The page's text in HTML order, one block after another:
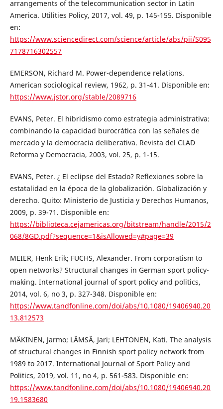
arrangements of the telecommunication sector in Latin
America. Utilities Policy, 2017, vol. 49, p. 145-155. Disponible
en:
https://www.sciencedirect.com/science/article/abs/pii/S095
7178716302557
EMERSON, Richard M. Power-dependence relations.
American sociological review, 1962, p. 31-41. Disponible en:
https://www.jstor.org/stable/2089716
EVANS, Peter. El hibridismo como estrategia administrativa:
combinando la capacidad burocrática con las señales de
mercado y la democracia deliberativa. Revista del CLAD
Reforma y Democracia, 2003, vol. 25, p. 1-15.
EVANS, Peter. ¿ El eclipse del Estado? Reflexiones sobre la
estatalidad en la época de la globalización. Globalización y
derecho. Quito: Ministerio de Justicia y Derechos Humanos,
2009, p. 39-71. Disponible en:
https://biblioteca.cejamericas.org/bitstream/handle/2015/2
068/8GD.pdf?sequence=1&isAllowed=y#page=39
MEIER, Henk Erik; FUCHS, Alexander. From corporatism to
open networks? Structural changes in German sport policy-
making. International journal of sport policy and politics,
2014, vol. 6, no 3, p. 327-348. Disponible en:
https://www.tandfonline.com/doi/abs/10.1080/19406940.20
13.812573
MÄKINEN, Jarmo; LÄMSÄ, Jari; LEHTONEN, Kati. The analysis
of structural changes in Finnish sport policy network from
1989 to 2017. International Journal of Sport Policy and
Politics, 2019, vol. 11, no 4, p. 561-583. Disponible en:
https://www.tandfonline.com/doi/abs/10.1080/19406940.20
19.1583680